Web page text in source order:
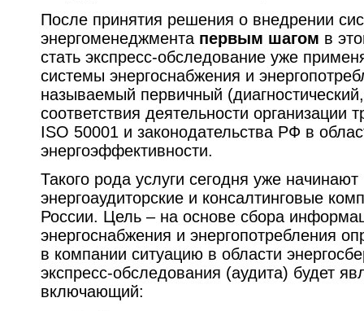
После принятия решения о внедрении
энергоменеджмента первым шагом в
стать экспресс-обследование уже
системы энергоснабжения и
называемый первичный
соответствия деятельности организации
ISO 50001 и законодательства РФ в
энергоэффективности.
Такого рода услуги сегодня уже
энергоаудиторские и консалтинговые
России. Цель – на основе сбора
энергоснабжения и энергопотребления
в компании ситуацию в области
экспресс-обследования (аудита) будет
включающий: